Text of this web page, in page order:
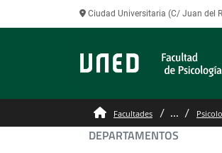
Ciudad Universitaria (C/ Juan del
Facultades ...
DEPARTAMENTOS